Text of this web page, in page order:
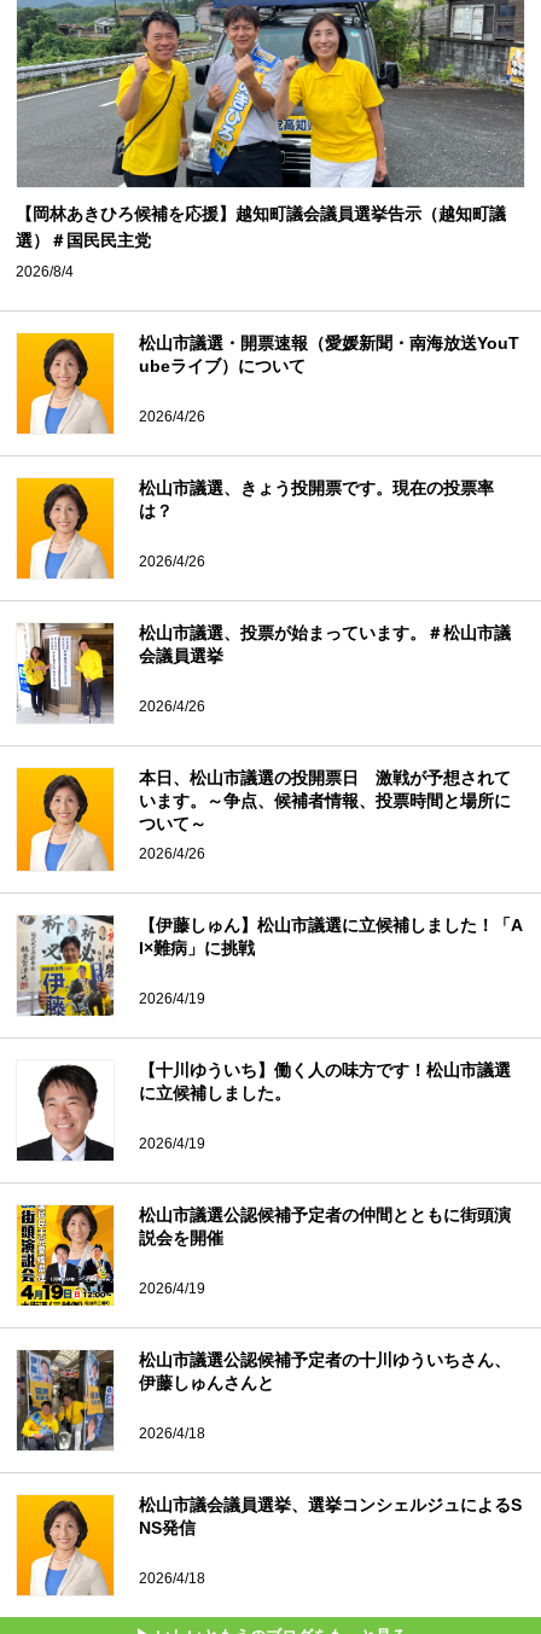
【岡林あきひろ候補を応援】越知町議会議員選挙告示（越知町議
選）＃国民民主党
2026/8/4
松山市議選・開票速報（愛媛新聞・南海放送YouT
ubeライブ）について
2026/4/26
松山市議選、きょう投開票です。現在の投票率
は？
2026/4/26
松山市議選、投票が始まっています。＃松山市議
会議員選挙
2026/4/26
本日、松山市議選の投開票日 激戦が予想されて
います。～争点、候補者情報、投票時間と場所に
ついて～
2026/4/26
【伊藤しゅん】松山市議選に立候補しました！「A
I×難病」に挑戦
2026/4/19
【十川ゆういち】働く人の味方です！松山市議選
に立候補しました。
2026/4/19
松山市議選公認候補予定者の仲間とともに街頭演
説会を開催
2026/4/19
松山市議選公認候補予定者の十川ゆういちさん、
伊藤しゅんさんと
2026/4/18
松山市議会議員選挙、選挙コンシェルジュによるS
NS発信
2026/4/18